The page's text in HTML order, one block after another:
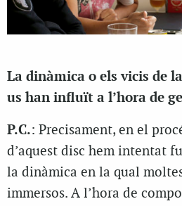
La dinàmica o els vicis de
us han influït a l’hora de
P.C.: Precisament, en el
d’aquest disc hem intentat
la dinàmica en la qual
immersos. A l’hora de